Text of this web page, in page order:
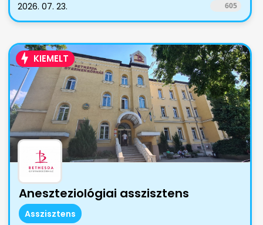
2026. 07. 23. 605
KIEMELT
Aneszteziológiai asszisztens
Asszisztens